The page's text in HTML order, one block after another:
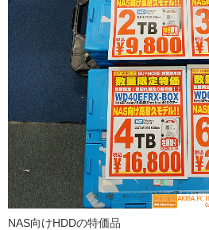
NAS向けHDDの特価品